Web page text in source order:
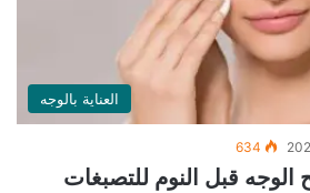
العناية بالوجه
634
الوجه قبل النوم للتصبغات